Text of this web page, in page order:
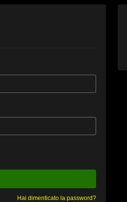
Hai dimenticato la password?